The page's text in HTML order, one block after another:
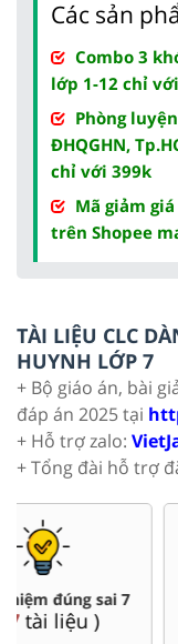
Các sản
Combo 3
lớp 1-12 chỉ
Phòng
ĐHQGHN,
chỉ với 399k
Mã giảm
trên Shopee
TÀI LIỆU CLC
HUYNH LỚP 7
+ Bộ giáo án, bài
đáp án 2025 tại
+ Hỗ trợ zalo:
+ Tổng đài hỗ trợ
Đề thi giữa kì,
(167